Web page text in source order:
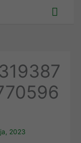
Main
2023